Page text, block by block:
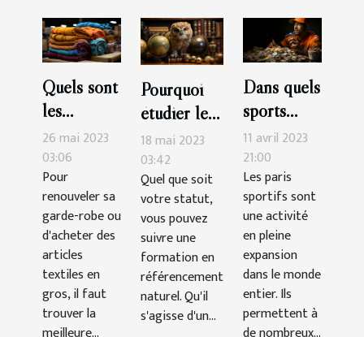
Quels sont
les
avantages
de faire ses
achats
d’articles
textiles
chez un
grossiste ?
26 mai 2023
03:06
Pour
renouveler sa
garde-robe ou
d'acheter des
articles
textiles en
gros, il faut
trouver la
Pourquoi
étudier le
SEO ?
18 mai 2023
03:42
Quel que soit
votre statut,
vous pouvez
suivre une
formation en
référencement
naturel. Qu'il
s'agisse d'un...
Dans quels
sports
faut-il
parier pour
gagner
plus
d'argent?
11 avril 2023
21:00
Les paris
sportifs sont
une activité
en pleine
expansion
dans le monde
entier. Ils
permettent à